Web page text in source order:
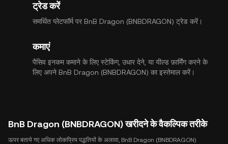
ट्रेड करें
समर्थित प्लेटफॉर्म पर BnB Dragon (BNBDRAGON) ट्रेड करें।
कमाएं
पैसिव इनकम कमाने के लिए स्टेकिंग, उधार देने, या यील्ड फ़ार्मिंग करने के
लिए अपने BnB Dragon (BNBDRAGON) का इस्तेमाल करें।
BnB Dragon (BNBDRAGON) खरीदने के वैकल्पिक तरीके
ऊपर बताये गए अधिक लोकप्रिय पद्धतियों के अलावा, BnB Dragon (BNBDRAGON)